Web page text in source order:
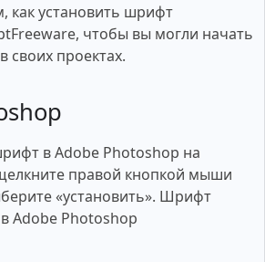
как установить шрифт
чтобы вы могли начать
своих проектах.
в Adobe Photoshop на
правой кнопкой мыши
«установить». Шрифт
Adobe Photoshop